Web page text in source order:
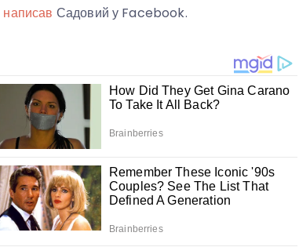
написав Садовий у Facebook.